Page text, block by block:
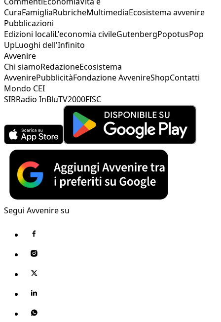
CuraFamigliaRubricheMultimediaEcosistema avvenire
Pubblicazioni
Edizioni localiL'economia civileGutenbergPopotusPop
UpLuoghi dell'Infinito
Avvenire
Chi siamoRedazioneEcosistema
AvvenirePubblicitàFondazione AvvenireShopContatti
Mondo CEI
SIRRadio InBluTV2000FISC
Segui Avvenire su